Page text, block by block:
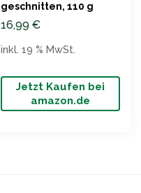
geschnitten, 110 g
16,99 €
Jetzt Kaufen bei
amazon.de
inkl. 19 % MwSt.